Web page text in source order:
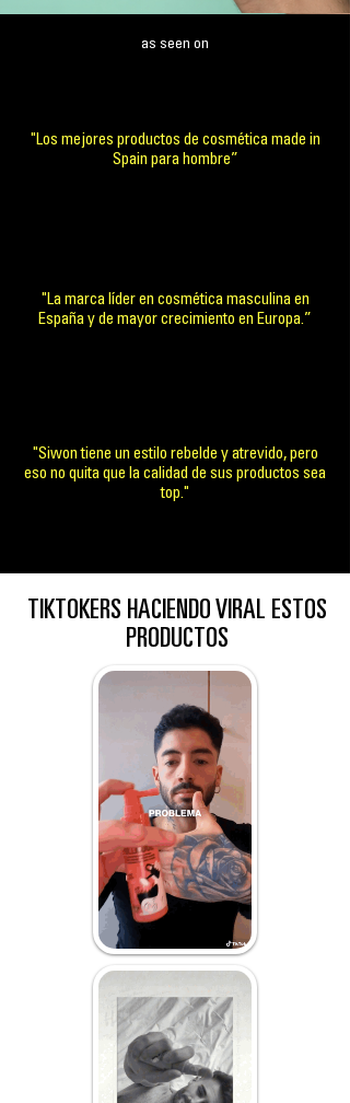
as seen on
"Los mejores productos de cosmética made in
Spain para hombre”
"La marca líder en cosmética masculina en
España y de mayor crecimiento en Europa.”
"Siwon tiene un estilo rebelde y atrevido, pero
eso no quita que la calidad de sus productos sea
top."
TIKTOKERS HACIENDO VIRAL ESTOS
PRODUCTOS